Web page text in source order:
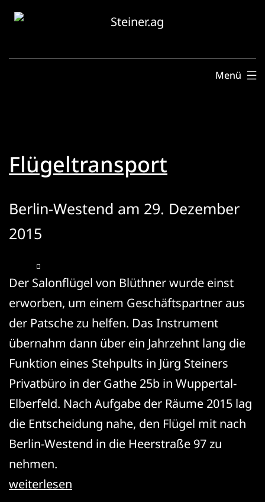
Zum
Menü
Flügeltransport
Berlin-Westend am 29. Dezember
2015
Der Salonflügel von Blüthner wurde einst
erworben, um einem Geschäftspartner aus
der Patsche zu helfen. Das Instrument
übernahm dann über ein Jahrzehnt lang die
Funktion eines Stehpults in Jürg Steiners
Privatbüro in der Gathe 25b in Wuppertal-
Elberfeld. Nach Aufgabe der Räume 2015 lag
die Entscheidung nahe, den Flügel mit nach
Berlin-Westend in die Heerstraße 97 zu
nehmen.
Flügeltransport
weiterlesen